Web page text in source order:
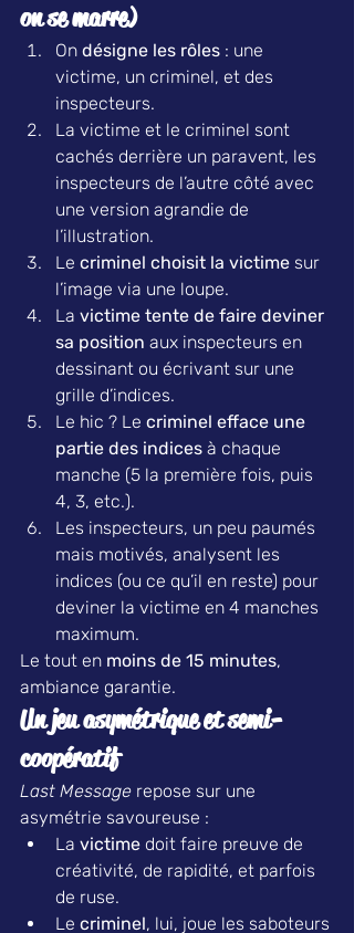
on se marre)
On désigne les rôles : une
victime, un criminel, et des
inspecteurs.
La victime et le criminel sont
cachés derrière un paravent, les
inspecteurs de l’autre côté avec
une version agrandie de
l’illustration.
Le criminel choisit la victime sur
l’image via une loupe.
La victime tente de faire deviner
sa position aux inspecteurs en
dessinant ou écrivant sur une
grille d’indices.
Le hic ? Le criminel efface une
partie des indices à chaque
manche (5 la première fois, puis
4, 3, etc.).
Les inspecteurs, un peu paumés
mais motivés, analysent les
indices (ou ce qu’il en reste) pour
deviner la victime en 4 manches
maximum.
Le tout en moins de 15 minutes,
ambiance garantie.
Un jeu asymétrique et semi-
coopératif
Last Message repose sur une
asymétrie savoureuse :
La victime doit faire preuve de
créativité, de rapidité, et parfois
de ruse.
Le criminel, lui, joue les saboteurs